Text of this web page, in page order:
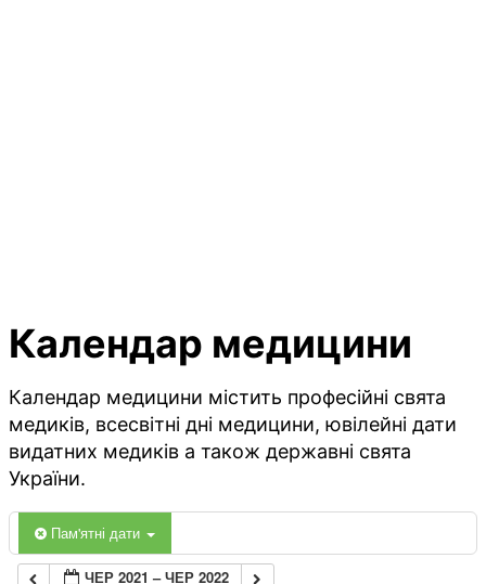
Календар медицини
Календар медицини містить професійні свята
медиків, всесвітні дні медицини, ювілейні дати
видатних медиків а також державні свята
України.
Пам'ятні дати
ЧЕР 2021 – ЧЕР 2022